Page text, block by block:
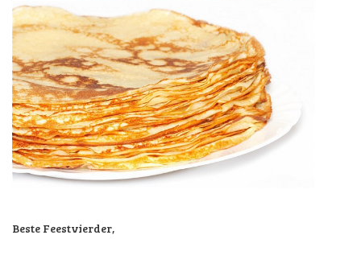
Beste Feestvierder,